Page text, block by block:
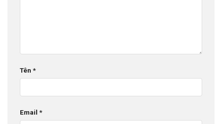
Tên *
Email *